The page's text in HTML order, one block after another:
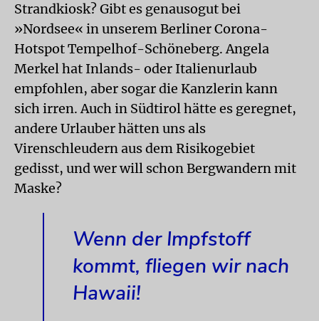
Strandkiosk? Gibt es genausogut bei
»Nordsee« in unserem Berliner Corona-
Hotspot Tempelhof-Schöneberg. Angela
Merkel hat Inlands- oder Italienurlaub
empfohlen, aber sogar die Kanzlerin kann
sich irren. Auch in Südtirol hätte es geregnet,
andere Urlauber hätten uns als
Virenschleudern aus dem Risikogebiet
gedisst, und wer will schon Bergwandern mit
Maske?
Wenn der Impfstoff
kommt, fliegen wir nach
Hawaii!